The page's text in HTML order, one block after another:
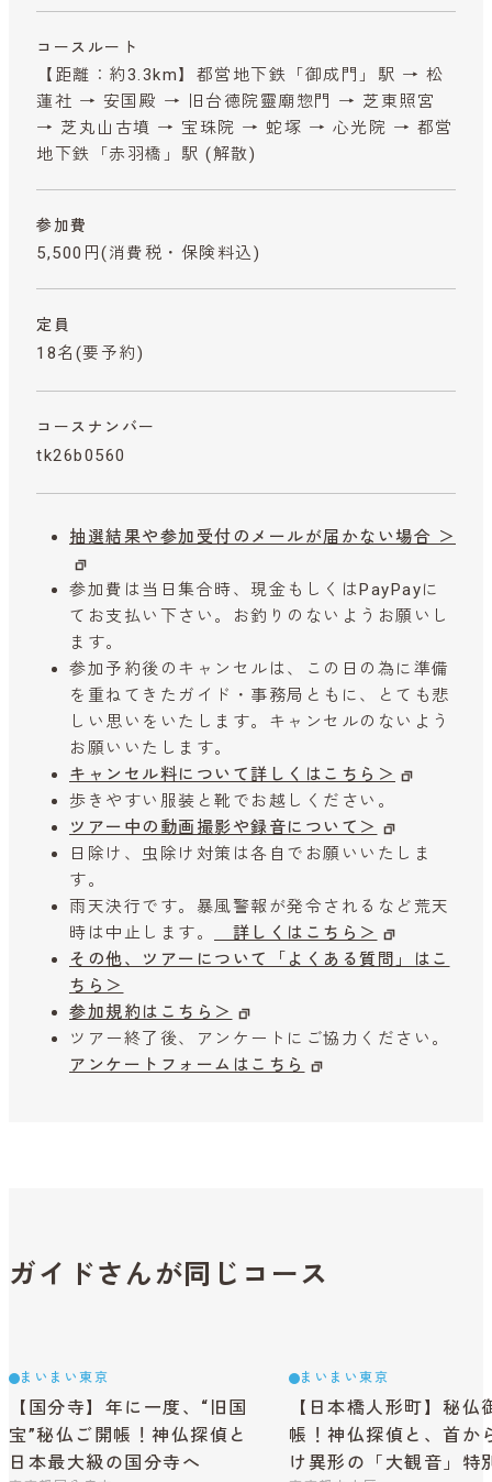
コースルート
【距離：約3.3km】都営地下鉄「御成門」駅 → 松
蓮社 → 安国殿 → 旧台徳院靈廟惣門 → 芝東照宮
→ 芝丸山古墳 → 宝珠院 → 蛇塚 → 心光院 → 都営
地下鉄「赤羽橋」駅 (解散)
参加費
5,500円 (消費税・保険料込)
定員
18名(要予約)
コースナンバー
tk26b0560
抽選結果や参加受付のメールが届かない場合 ＞
参加費は当日集合時、現金もしくはPayPayに
てお支払い下さい。お釣りのないようお願いし
ます。
参加予約後のキャンセルは、この日の為に準備
を重ねてきたガイド・事務局ともに、とても悲
しい思いをいたします。キャンセルのないよう
お願いいたします。
キャンセル料について詳しくはこちら＞
歩きやすい服装と靴でお越しください。
ツアー中の動画撮影や録音について＞
日除け、虫除け対策は各自でお願いいたしま
す。
雨天決行です。暴風警報が発令されるなど荒天
時は中止します。
詳しくはこちら＞
その他、ツアーについて「よくある質問」はこ
ちら＞
参加規約はこちら＞
ツアー終了後、アンケートにご協力ください。
アンケートフォームはこちら
ガイドさんが同じコース
まいまい東京
【国分寺】年に一度、“旧国
宝”秘仏ご開帳！神仏探偵と
日本最大級の国分寺へ
まいまい東京
【日本橋人形町】秘仏
帳！神仏探偵と、首か
け異形の「大観音」特